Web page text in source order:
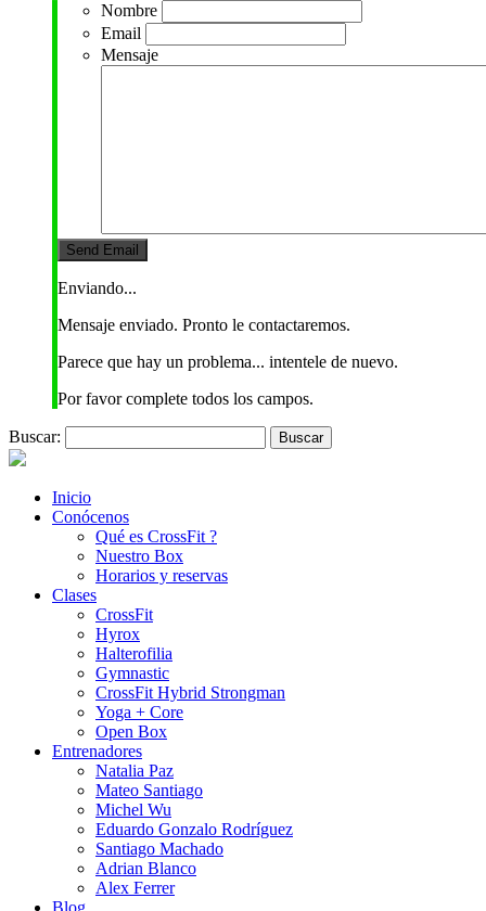
Nombre
Email
Mensaje
Enviando...
Mensaje enviado. Pronto le contactaremos.
Parece que hay un problema... intentele de nuevo.
Por favor complete todos los campos.
Buscar:
Inicio
Conócenos
Qué es CrossFit ?
Nuestro Box
Horarios y reservas
Clases
CrossFit
Hyrox
Halterofilia
Gymnastic
CrossFit Hybrid Strongman
Yoga + Core
Open Box
Entrenadores
Natalia Paz
Mateo Santiago
Michel Wu
Eduardo Gonzalo Rodríguez
Santiago Machado
Adrian Blanco
Alex Ferrer